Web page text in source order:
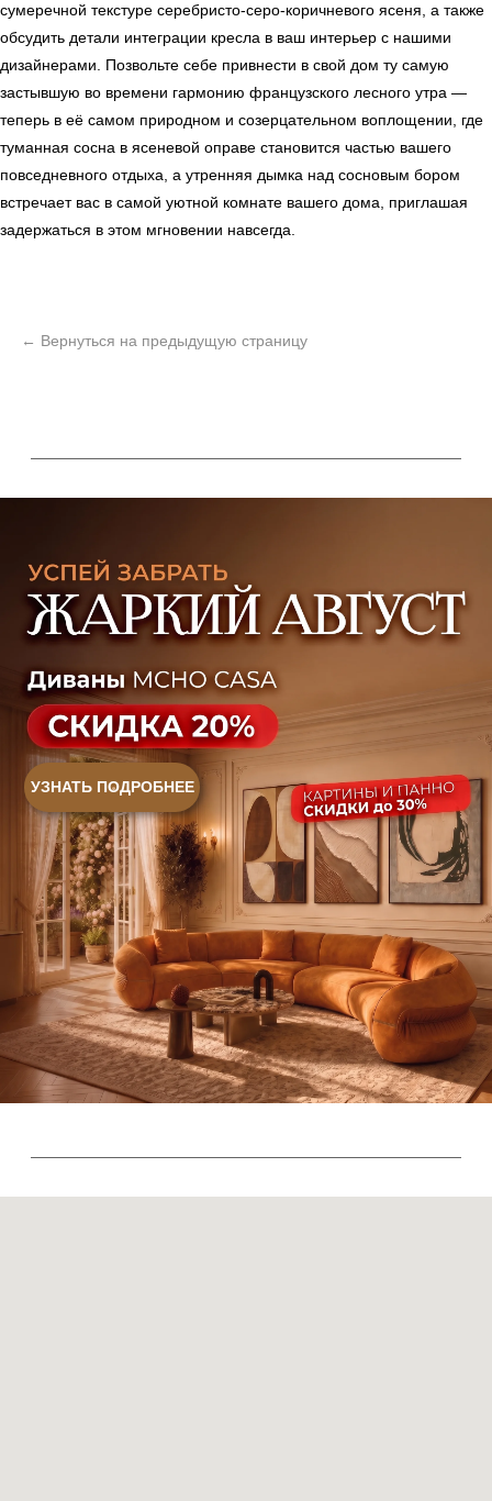
сумеречной текстуре серебристо-серо-коричневого ясеня, а также
обсудить детали интеграции кресла в ваш интерьер с нашими
дизайнерами. Позвольте себе привнести в свой дом ту самую
застывшую во времени гармонию французского лесного утра —
теперь в её самом природном и созерцательном воплощении, где
туманная сосна в ясеневой оправе становится частью вашего
повседневного отдыха, а утренняя дымка над сосновым бором
встречает вас в самой уютной комнате вашего дома, приглашая
задержаться в этом мгновении навсегда.